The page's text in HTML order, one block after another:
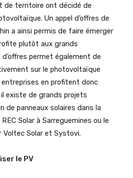
de territoire ont décidé de
Un appel d’offres de
a ainsi permis de faire émerger
plutôt aux grands
permet également de
sur le photovoltaïque
en profitent donc
existe de grands projets
de panneaux solaires dans la
Solar à Sarreguemines ou le
Voltec Solar et Systovi.
le PV